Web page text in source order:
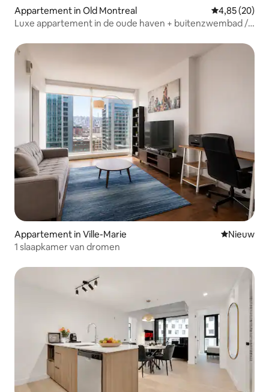
Appartement in Old Montreal Gemiddelde
4,85 (20)
Luxe appartement in de oude haven + buitenzwembad /
Appartement in Ville-Marie Nieuwe
Nieuw
1 slaapkamer van dromen